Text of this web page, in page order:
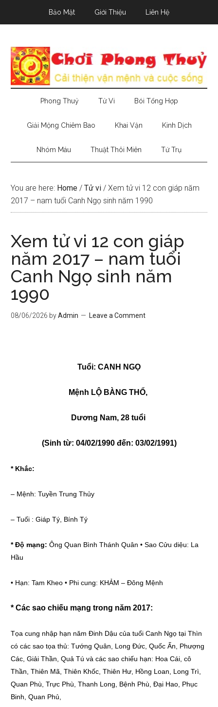
Bảo Mật Giới Thiệu Liên Hệ
Phong Thuỷ Tử Vi Bói Tổng Hợp
Giải Mộng Chiêm Bao Khai Vận Kinh Dịch
Nhóm Máu Thuật Thôi Miên Tứ Trụ
You are here: Home / Tử vi / Xem tử vi 12 con giáp năm
2017 – nam tuổi Canh Ngọ sinh năm 1990
Xem tử vi 12 con giáp
năm 2017 – nam tuổi
Canh Ngọ sinh năm
1990
08/06/2026 byAdmin Leave a Comment
Tuổi: CANH NGỌ
Mệnh LỘ BÀNG THỔ,
Dương Nam, 28 tuổi
(Sinh từ: 04/02/1990 đến: 03/02/1991)
* Khắc:
– Mệnh: Tuyền Trung Thủy
– Tuối : Giáp Tý, Bính Tý
* Độ mạng: Ông Quan Bình Thánh Quân • Sao Cửu diệu: La
Hầu
• Hạn: Tam Kheo • Phi cung: KHẢM – Đông Mệnh
* Các sao chiếu mạng trong năm 2017:
Tọa cung nhập hạn năm Đinh Dậu của tuổi Canh Ngọ tại Thìn
có các sao tọa thủ: Tướng Quân, Long Đức, Quốc Ấn, Phượng
Các, Giải Thần, Quả Tú và các sao chiếu hạn: Hoa Cái, cô
Thần, Thiên Mã, Thiên Khốc, Thiên Hư, Hồng Loan, Long Trì,
Quan Phù, Trực Phù, Thanh Long, Bệnh Phù, Đại Hao, Phục
Binh, Quan Phủ,